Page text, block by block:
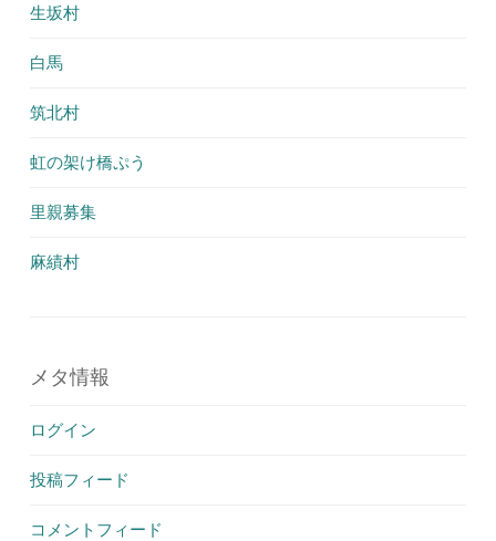
生坂村
白馬
筑北村
虹の架け橋ぷう
里親募集
麻績村
メタ情報
ログイン
投稿フィード
コメントフィード